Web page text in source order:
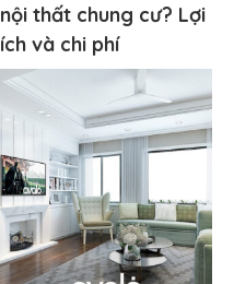
nội thất chung cư? Lợi
ích và chi phí